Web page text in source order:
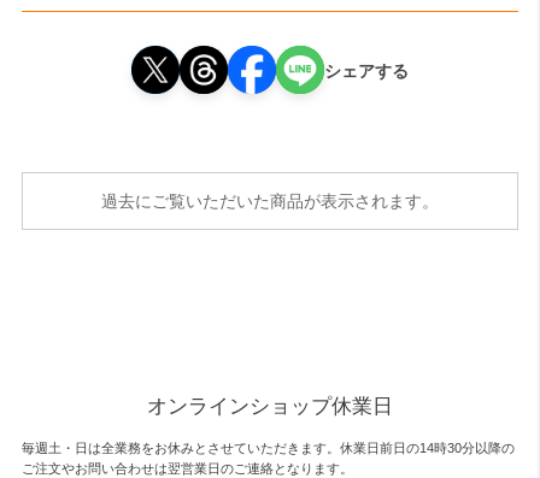
シェアする
過去にご覧いただいた商品が表示されます。
オンラインショップ休業日
毎週土・日は全業務をお休みとさせていただきます。休業日前日の14時30分以降の
ご注文やお問い合わせは翌営業日のご連絡となります。